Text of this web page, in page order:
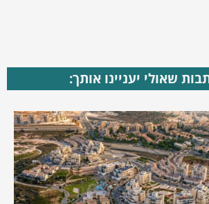
שאולי יעניינו אותך: